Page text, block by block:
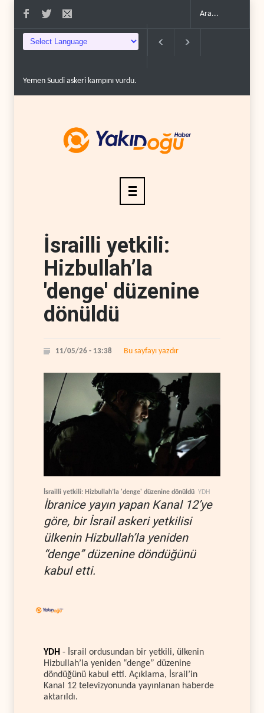
Yemen Suudi askeri kampını vurdu..
İsrailli yetkili:
Hizbullah’la
'denge' düzenine
dönüldü
11/05/26 - 13:38 Bu sayfayı yazdır
İsrailli yetkili: Hizbullah’la 'denge' düzenine dönüldü YDH
İbranice yayın yapan Kanal 12’ye
göre, bir İsrail askeri yetkilisi
ülkenin Hizbullah’la yeniden
“denge” düzenine döndüğünü
kabul etti.
YDH - İsrail ordusundan bir yetkili, ülkenin
Hizbullah’la yeniden “denge” düzenine
döndüğünü kabul etti. Açıklama, İsrail’in
Kanal 12 televizyonunda yayınlanan haberde
aktarıldı.